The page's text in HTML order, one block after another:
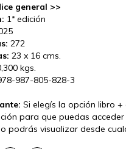
general >>
1ª edición
272
23 x 16 cms.
kgs.
987-805-828-3
Si elegís la opción libro
para que puedas
podrás visualizar desde